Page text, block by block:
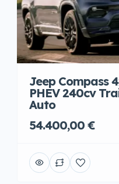
Jeep Compass
PHEV 240cv
Auto
54.400,00 €